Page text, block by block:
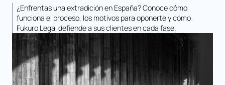
¿Enfrentas una extradición en España? Conoce cómo
funciona el proceso, los motivos para oponerte y cómo
Fukuro Legal defiende a sus clientes en cada fase.